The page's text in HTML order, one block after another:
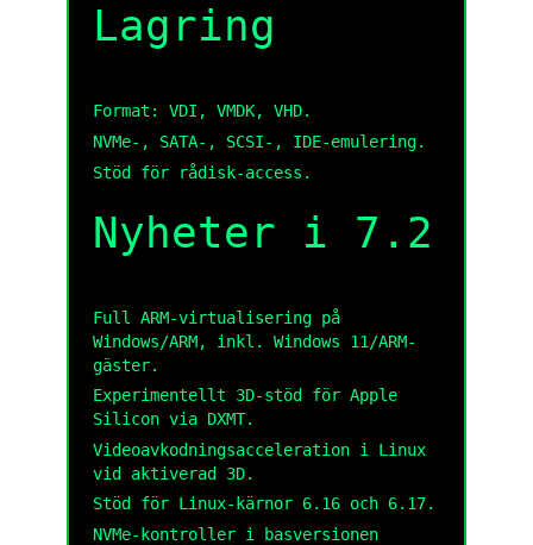
Lagring
Format: VDI, VMDK, VHD.
NVMe-, SATA-, SCSI-, IDE-emulering.
Stöd för rådisk-access.
Nyheter i 7.2
Full ARM-virtualisering på
Windows/ARM, inkl. Windows 11/ARM-
gäster.
Experimentellt 3D-stöd för Apple
Silicon via DXMT.
Videoavkodningsacceleration i Linux
vid aktiverad 3D.
Stöd för Linux-kärnor 6.16 och 6.17.
NVMe-kontroller i basversionen